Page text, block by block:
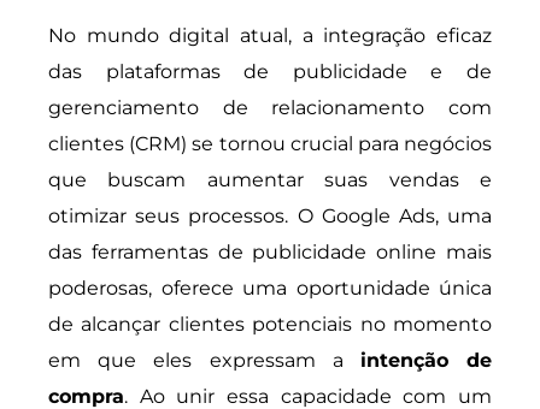
No mundo digital atual, a integração eficaz
das plataformas de publicidade e de
gerenciamento de relacionamento com
clientes (CRM) se tornou crucial para negócios
que buscam aumentar suas vendas e
otimizar seus processos. O Google Ads, uma
das ferramentas de publicidade online mais
poderosas, oferece uma oportunidade única
de alcançar clientes potenciais no momento
em que eles expressam a intenção de
compra. Ao unir essa capacidade com um